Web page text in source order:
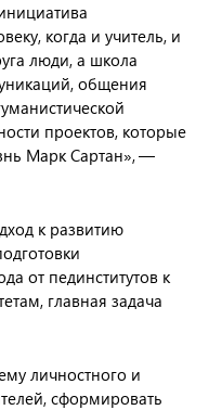
когда и учитель, и
люди, а школа
общения
проектов, которые
Марк Сартан», —
к развитию
от пединститутов к
главная задача
личностного и
сформировать